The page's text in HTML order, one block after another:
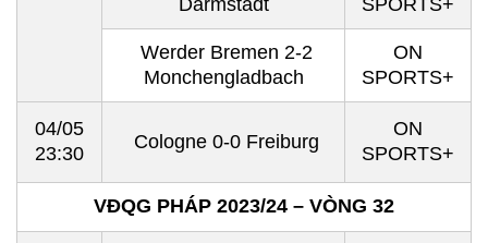
Darmstadt
SPORTS+
Werder Bremen 2-2
Monchengladbach
ON
SPORTS+
04/05
23:30
Cologne 0-0 Freiburg
ON
SPORTS+
VĐQG PHÁP 2023/24 – VÒNG 32